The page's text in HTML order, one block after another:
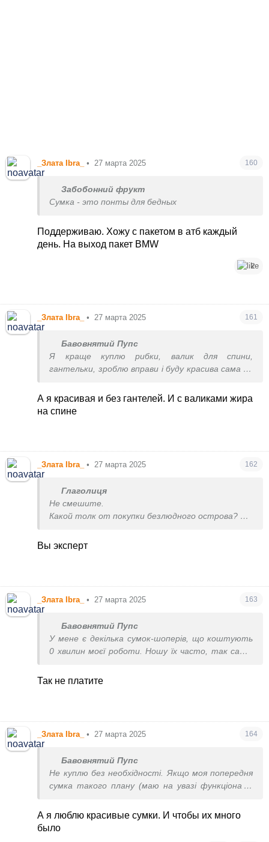
_Злата Ibra_ • 27 марта 2025 160
Забобонний фрукт
Сумка - это понты для бедных
Поддерживаю. Хожу с пакетом в атб каждый
день. На выход пакет BMW
2
_Злата Ibra_ • 27 марта 2025 161
Бавовнятий Пупс
Я краще куплю рибки, валик для спини,
гантельки, зроблю вправи і буду красива сама по
А я красивая и без гантелей. И с валиками жира
на спине
_Злата Ibra_ • 27 марта 2025 162
Глаголиця
Не смешите.
Какой толк от покупки безлюдного острова?
ездят.
Вы эксперт
_Злата Ibra_ • 27 марта 2025 163
Бавовнятий Пупс
У мене є декілька сумок-шоперів, що коштують
0 хвилин моєї роботи. Ношу їх часто, так само,
Так не платите
_Злата Ibra_ • 27 марта 2025 164
Бавовнятий Пупс
Не куплю без необхідності. Якщо моя попередня
сумка такого плану (маю на увазі функціонал і
покупка суто для колекції, радше ні, ніж так. Я
спокійно приймаю сумки в дар (коли була юна,
А я люблю красивые сумки. И чтобы их много
было